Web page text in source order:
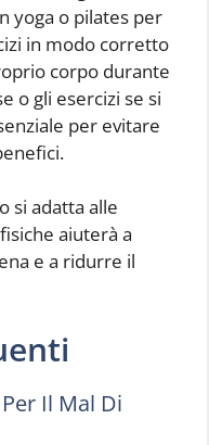
yoga o pilates per
in modo corretto
corpo durante
o gli esercizi se si
per evitare
si adatta alle
aiuterà a
e a ridurre il
Il Mal Di